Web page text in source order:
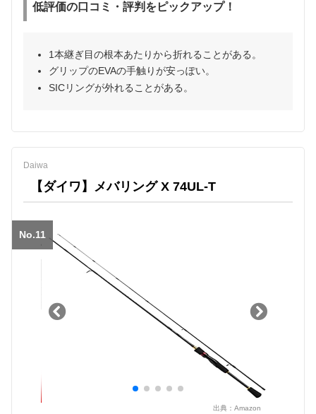
低評価の口コミ・評判をピックアップ！
1本継ぎ目の根本あたりから折れることがある。
グリップのEVAの手触りが安っぽい。
SICリングが外れることがある。
Daiwa
【ダイワ】メバリング X 74UL-T
No.11
出典： Amazon